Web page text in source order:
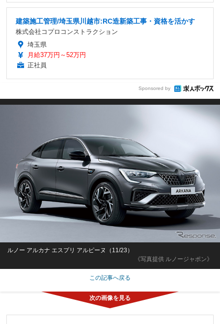
建築施工管理/埼玉県川越市:RC造新築工事・資格を活かす
株式会社コプロコンストラクション
埼玉県
月給37万円～52万円
正社員
Sponsored by
《写真提供 ルノージャポン》
ルノー アルカナ エスプリ アルピーヌ（11/23）
この記事へ戻る